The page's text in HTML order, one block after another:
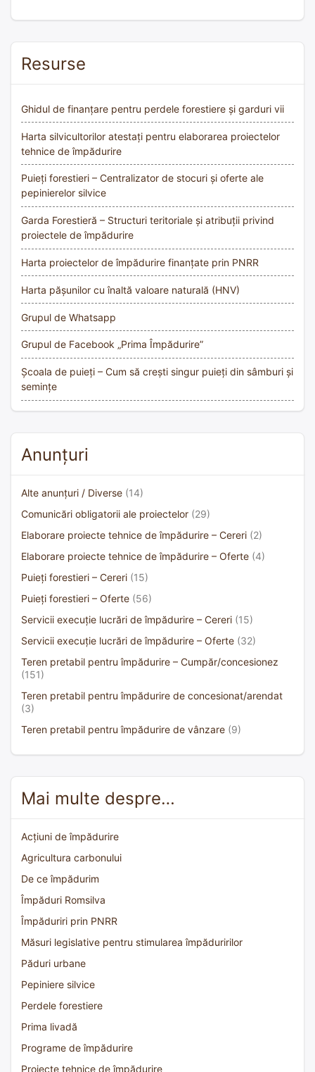
Resurse
Ghidul de finanțare pentru perdele forestiere și garduri vii
Harta silvicultorilor atestați pentru elaborarea proiectelor
tehnice de împădurire
Puieți forestieri – Centralizator de stocuri și oferte ale
pepinierelor silvice
Garda Forestieră – Structuri teritoriale și atribuții privind
proiectele de împădurire
Harta proiectelor de împădurire finanțate prin PNRR
Harta pășunilor cu înaltă valoare naturală (HNV)
Grupul de Whatsapp
Grupul de Facebook „Prima Împădurire”
Școala de puieți – Cum să crești singur puieți din sâmburi și
semințe
Anunțuri
Alte anunțuri / Diverse (14)
Comunicări obligatorii ale proiectelor (29)
Elaborare proiecte tehnice de împădurire – Cereri (2)
Elaborare proiecte tehnice de împădurire – Oferte (4)
Puieți forestieri – Cereri (15)
Puieți forestieri – Oferte (56)
Servicii execuție lucrări de împădurire – Cereri (15)
Servicii execuție lucrări de împădurire – Oferte (32)
Teren pretabil pentru împădurire – Cumpăr/concesionez
(151)
Teren pretabil pentru împădurire de concesionat/arendat
(3)
Teren pretabil pentru împădurire de vânzare (9)
Mai multe despre…
Acțiuni de împădurire
Agricultura carbonului
De ce împădurim
Împăduri Romsilva
Împăduriri prin PNRR
Măsuri legislative pentru stimularea împăduririlor
Păduri urbane
Pepiniere silvice
Perdele forestiere
Prima livadă
Programe de împădurire
Proiecte tehnice de împădurire